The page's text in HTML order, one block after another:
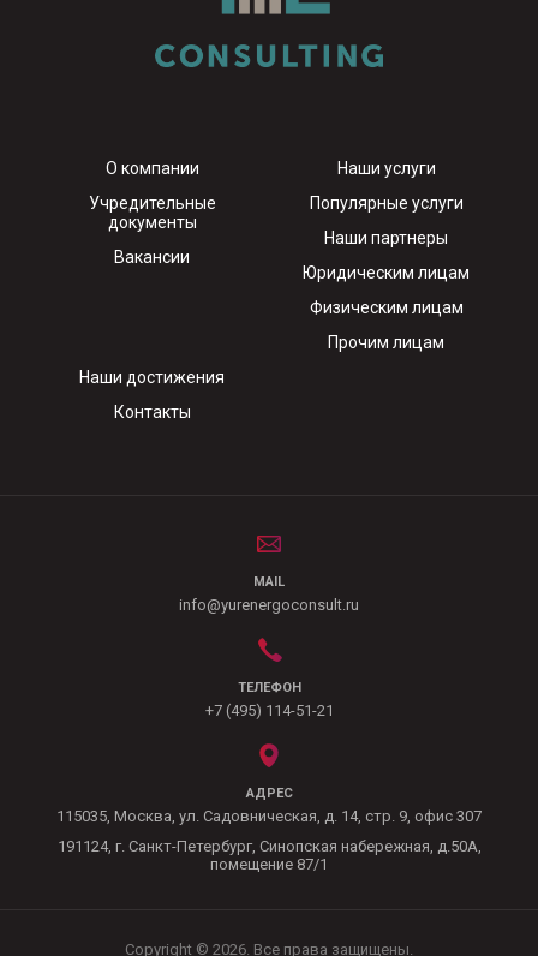
О компании
Учредительные
документы
Вакансии
Наши услуги
Популярные услуги
Наши партнеры
Юридическим лицам
Физическим лицам
Прочим лицам
Наши достижения
Контакты
MAIL
info@yurenergoconsult.ru
ТЕЛЕФОН
+7 (495) 114-51-21
АДРЕС
115035, Москва, ул. Садовническая, д. 14, стр. 9, офис 307
191124, г. Санкт-Петербург, Синопская набережная, д.50А,
помещение 87/1
Copyright © 2026. Все права защищены.